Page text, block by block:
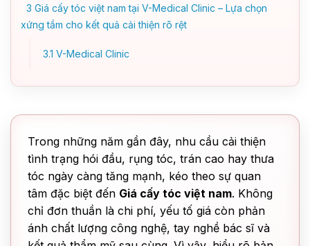
3 Giá cấy tóc việt nam tại V-Medical Clinic – Lựa chọn
xứng tầm cho kết quả cải thiện rõ rệt
3.1 V-Medical Clinic
Trong những năm gần đây, nhu cầu cải thiện
tình trạng hói đầu, rụng tóc, trán cao hay thưa
tóc ngày càng tăng mạnh, kéo theo sự quan
tâm đặc biệt đến Giá cấy tóc việt nam. Không
chỉ đơn thuần là chi phí, yếu tố giá còn phản
ánh chất lượng công nghệ, tay nghề bác sĩ và